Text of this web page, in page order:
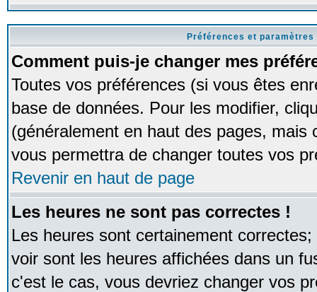
Préférences et
Comment puis-je changer mes
Toutes vos préférences (si vous êtes
base de données. Pour les modifier,
(généralement en haut des pages,
vous permettra de changer toutes vos
Revenir en haut de page
Les heures ne sont pas correctes !
Les heures sont certainement
voir sont les heures affichées dans un
c'est le cas, vous devriez changer vos